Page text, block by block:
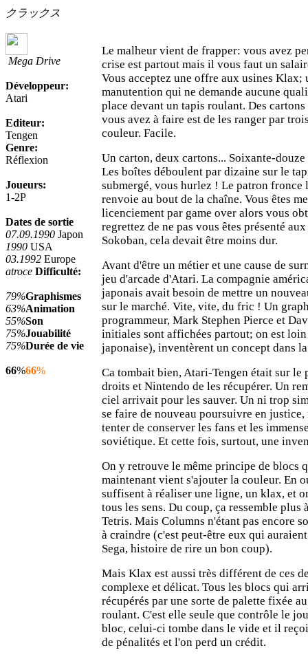
クラックス
Mega Drive
Développeur:
Atari
Editeur:
Tengen
Genre:
Réflexion
Joueurs:
1-2P
Dates de sortie
07.09.1990 Japon
1990 USA
03.1992 Europe
atroce Difficulté:
79%Graphismes
63%Animation
55%Son
75%Jouabilité
75%Durée de vie
66%66%
Le malheur vient de frapper: vous avez
crise est partout mais il vous faut un
Vous acceptez une offre aux usines Klax;
manutention qui ne demande aucune
place devant un tapis roulant. Des
vous avez à faire est de les ranger par
couleur. Facile.
Un carton, deux cartons... Soixante-
Les boîtes déboulent par dizaine sur le
submergé, vous hurlez ! Le patron fronce
renvoie au bout de la chaîne. Vous êtes
licenciement par game over alors vous
regrettez de ne pas vous êtes présenté
Sokoban, cela devait être moins dur.
Avant d'être un métier et une cause de
jeu d'arcade d'Atari. La compagnie
japonais avait besoin de mettre un
sur le marché. Vite, vite, du fric ! Un
programmeur, Mark Stephen Pierce et
initiales sont affichées partout; on est
japonaise), inventèrent un concept dans
Ca tombait bien, Atari-Tengen était sur le
droits et Nintendo de les récupérer. Un
ciel arrivait pour les sauver. Un ni trop
se faire de nouveau poursuivre en
tenter de conserver les fans et les
soviétique. Et cette fois, surtout, une
On y retrouve le même principe de blocs
maintenant vient s'ajouter la couleur. En
suffisent à réaliser une ligne, un klax, et
tous les sens. Du coup, ça ressemble plus
Tetris. Mais Columns n'étant pas encore
à craindre (c'est peut-être eux qui
Sega, histoire de rire un bon coup).
Mais Klax est aussi très différent de ces
complexe et délicat. Tous les blocs qui
récupérés par une sorte de palette fixée
roulant. C'est elle seule que contrôle le
bloc, celui-ci tombe dans le vide et il
de pénalités et l'on perd un crédit.